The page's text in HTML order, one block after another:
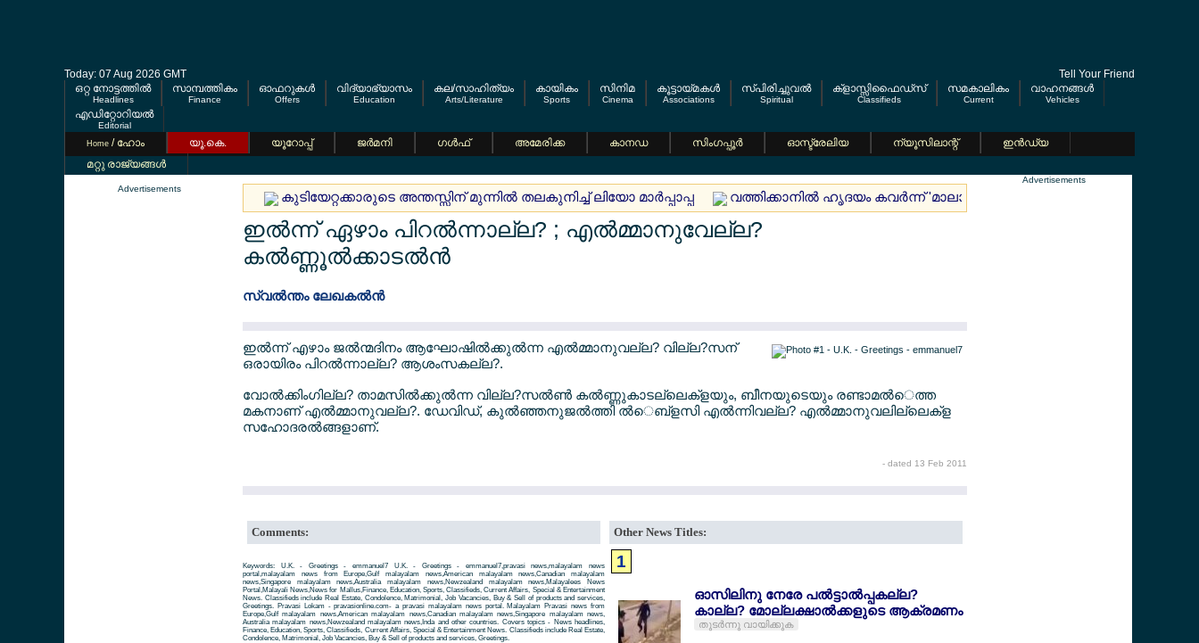
Today: 07 Aug 2026 GMT
Tell Your Friend
ഒറ്റ നോട്ടത്തില്‍
Headlines
സാമ്പത്തികം
Finance
ഓഫറുകള്‍
Offers
വിദ്യാഭ്യാസം
Education
കല/സാഹിത്യം
Arts/Literature
കായികം
Sports
സിനിമ
Cinema
കൂട്ടായ്മകള്‍
Associations
സ്പിരിച്ചുവല്‍
Spiritual
ക്ളാസ്സിഫൈഡ്സ്
Classifieds
സമകാലികം
Current
വാഹനങ്ങള്‍
Vehicles
എഡിറ്റോറിയല്‍
Editorial
Home / ഹോം യൂ.കെ. യൂറോപ്പ് ജര്‍മനി ഗള്‍ഫ് അമേരിക്ക കാനഡ സിംഗപ്പൂര്‍ ഓസ്ട്രേലിയ ന്യൂസിലാന്റ്
ഇന്‍ഡ്യ
മറ്റു രാജ്യങ്ങള്‍
Advertisements
കുടിയേറ്റക്കാരുടെ അന്തസ്സിന് മുന്നില്‍ തലകുനിച്ച് ലിയോ മാര്‍പ്പാപ്പ വത്തിക്കാനില്‍ ഹൃദയം കവര്‍ന്ന് 'മാലാഖക്കുട്ടി'
ഇല്‍ന്ന് ഏഴാം പിറല്‍ന്നാല്ല? ; എല്‍മ്മാനുവേല്ല?
കല്‍ണ്ണൂല്‍ക്കാടല്‍ന്‍
സ്വല്‍ന്തം ലേഖകല്‍ന്‍
ഇല്‍ന്ന് എഴാം ജല്‍ന്മദിനം ആഘോഷില്‍ക്കുല്‍ന്ന എല്‍മ്മാനുവല്ല? വില്ല?സന്
ഒരായിരം പിറല്‍ന്നാല്ല? ആശംസകല്ല?.
വോല്‍ക്കിംഗില്ല? താമസില്‍ക്കുല്‍ന്ന വില്ല?സല്‍ണ്‍ കല്‍ണ്ണുകാടല്ലെക്ളയും, ബീനയുടെയും രണ്ടാമല്‍െത്ത
മകനാണ് എല്‍മ്മാനുവല്ല?. ഡേവിഡ്, കുല്‍ഞ്ഞനുജല്‍ത്തി ല്‍െബ്ളസി എല്‍ന്നിവല്ല? എല്‍മ്മാനുവലില്ലെക്ള
സഹോദരല്‍ങ്ങളാണ്.
- dated 13 Feb 2011
Comments:
Keywords: U.K. - Greetings - emmanuel7 U.K. - Greetings - emmanuel7,pravasi news,malayalam news
portal,malayalam news from Europe,Gulf malayalam news,American malayalam news,Canadian malayalam
news,Singapore malayalam news,Australia malayalam news,Newzealand malayalam news,Malayalees News
Portal,Malayali News,News for Mallus,Finance, Education, Sports, Classifieds, Current Affairs, Special & Entertainment
News. Classifieds include Real Estate, Condolence, Matrimonial, Job Vacancies, Buy & Sell of products and services,
Greetings. Pravasi Lokam - pravasionline.com- a pravasi malayalam news portal. Malayalam Pravasi news from
Europe,Gulf malayalam news,American malayalam news,Canadian malayalam news,Singapore malayalam news,
Australia malayalam news,Newzealand malayalam news,Inda and other countries. Covers topics - News headlines,
Finance, Education, Sports, Classifieds, Current Affairs, Special & Entertainment News. Classifieds include Real Estate,
Condolence, Matrimonial, Job Vacancies, Buy & Sell of products and services, Greetings.
Other News Titles:
1
ഓസിലിനു നേരേ പല്‍ട്ടാല്‍പ്പകല്ല?
കാല്ല? മോല്ലക്ഷാല്‍ക്കളുടെ ആക്രമണം
തുടര്‍ന്നു വായിക്കുക
Advertisements